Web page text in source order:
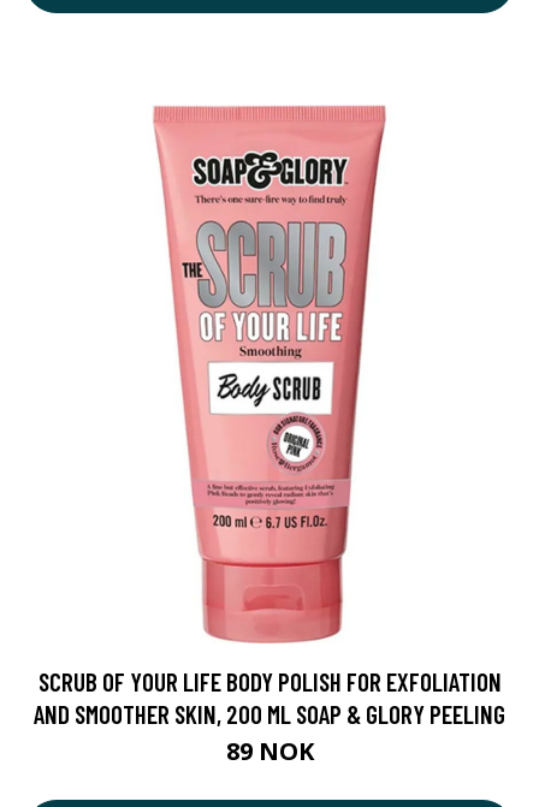
SCRUB OF YOUR LIFE BODY POLISH FOR EXFOLIATION
AND SMOOTHER SKIN, 200 ML SOAP & GLORY PEELING
89 NOK